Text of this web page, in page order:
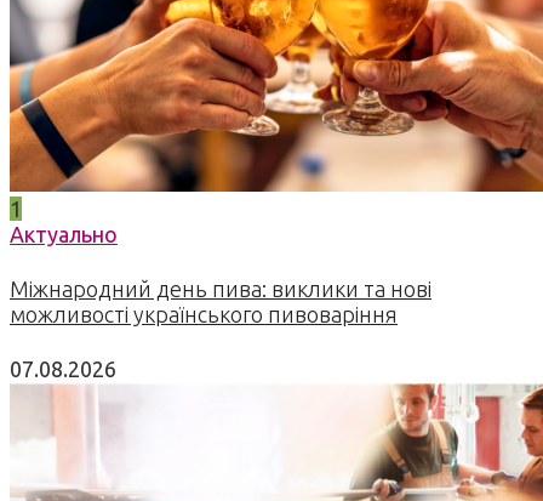
1
Актуально
Міжнародний день пива: виклики та нові
можливості українського пивоваріння
07.08.2026